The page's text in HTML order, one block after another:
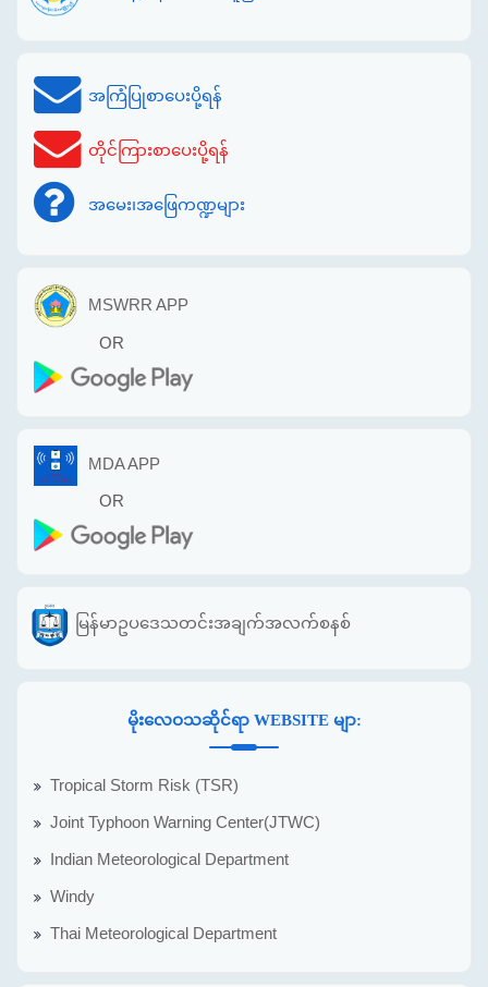
အကြံပြုစာပေးပို့ရန်
တိုင်ကြားစာပေးပို့ရန်
အမေး၊အဖြေကဏ္ဍများ
MSWRR APP
OR
MDA APP
OR
မြန်မာဥပဒေသတင်းအချက်အလက်စနစ်
မိုးလေဝသဆိုင်ရာ WEBSITE မျာ:
Tropical Storm Risk (TSR)
Joint Typhoon Warning Center(JTWC)
Indian Meteorological Department
Windy
Thai Meteorological Department